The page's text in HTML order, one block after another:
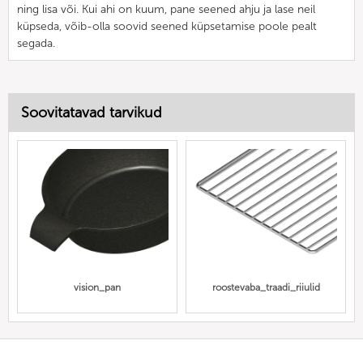
ning lisa või. Kui ahi on kuum, pane seened ahju ja lase neil
küpseda, võib-olla soovid seened küpsetamise poole pealt
segada.
Soovitatavad tarvikud
vision_pan roostevaba_traadi_riiulid